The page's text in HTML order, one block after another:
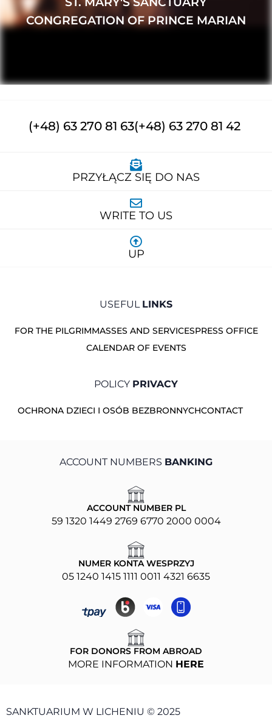
CONGREGATION OF PRINCE MARIAN
(+48) 63 270 81 63(+48) 63 270 81 42
PRZYŁĄCZ SIĘ DO NAS
WRITE TO US
UP
USEFUL LINKS
FOR THE PILGRIMMASSES AND SERVICESPRESS OFFICE
CALENDAR OF EVENTS
POLICY PRIVACY
OCHRONA DZIECI I OSÓB BEZBRONNYCHCONTACT
ACCOUNT NUMBERS BANKING
ACCOUNT NUMBER PL
59 1320 1449 2769 6770 2000 0004
NUMER KONTA WESPRZYJ
05 1240 1415 1111 0011 4321 6635
FOR DONORS FROM ABROAD
MORE INFORMATION HERE
SANKTUARIUM W LICHENIU © 2025